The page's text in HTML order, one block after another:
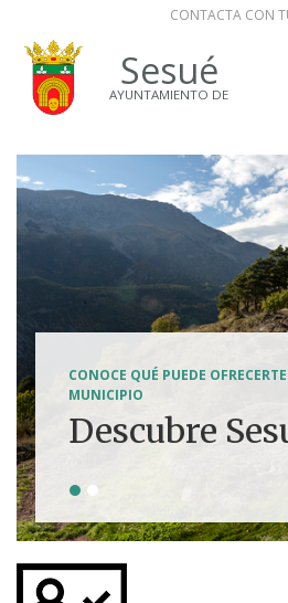
CONTACTA CON
Sesué
AYUNTAMIENTO DE
CONOCE QUÉ PUEDE
MUNICIPIO
Descubre
Tierra de
aventuras